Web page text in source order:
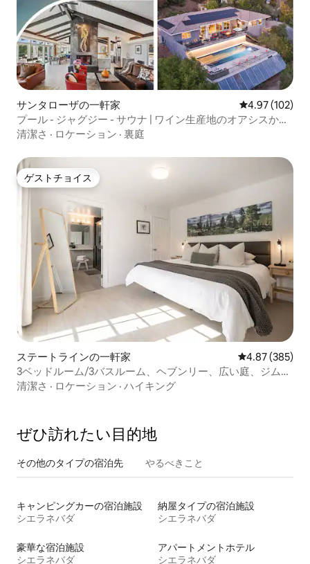
サンタローザの一軒家 レビュー102
4.97 (102)
プール - ジャグジー - サウナ | ワイン生産地のオアシスから
の眺望
清潔さ · ロケーション · 裏庭
ゲストチョイス
ゲストチョイス
ステートラインの一軒家 レビュー385
4.87 (385)
3ベッドルーム/3バスルーム、ヘブンリー、広い庭、ジム
+サウナ、6名様
清潔さ · ロケーション · ハイキング
ぜひ訪⁠れ⁠た⁠い目⁠的⁠地
その他のタ⁠イ⁠プ⁠の宿⁠泊⁠先 やるべきこと
キャンピングカーの宿泊施設
シエラネバダ
納屋タイプの宿泊施設
シエラネバダ
豪華な宿泊施設
シエラネバダ
アパートメントホテル
シエラネバダ